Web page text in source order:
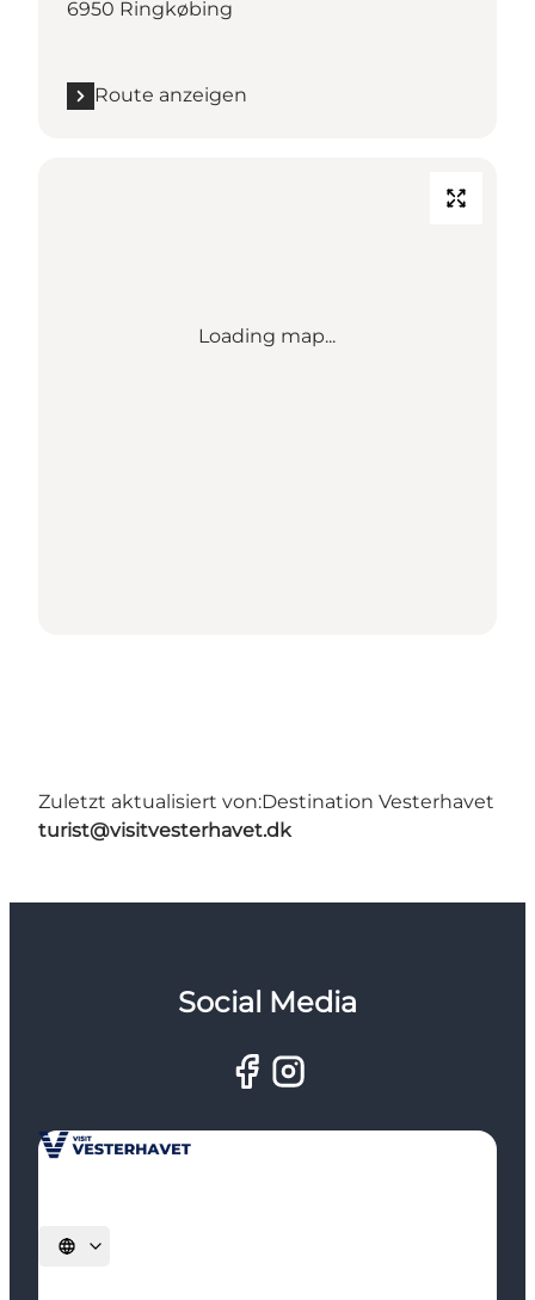
6950 Ringkøbing
Route anzeigen
Loading map...
Zuletzt aktualisiert von:Destination Vesterhavet
turist@visitvesterhavet.dk
Social Media
Sprache auswählen